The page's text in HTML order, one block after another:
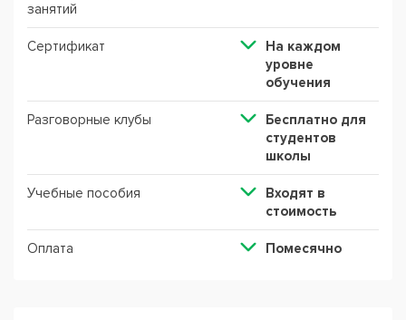
занятий
Сертификат
На каждом
уровне
обучения
Разговорные клубы
Бесплатно для
студентов
школы
Учебные пособия
Входят в
стоимость
Оплата Помесячно